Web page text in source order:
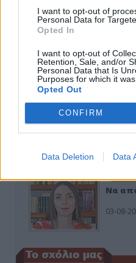
I want to opt-out of
Personal Data for
Opted In
I want to opt-out of
Retention, Sale, and/or
Personal Data that Is
Purposes for which it was
Opted Out
CONFIRM
Data Deletion Data
Εδώ
ο
11-06-
Να
03-08-